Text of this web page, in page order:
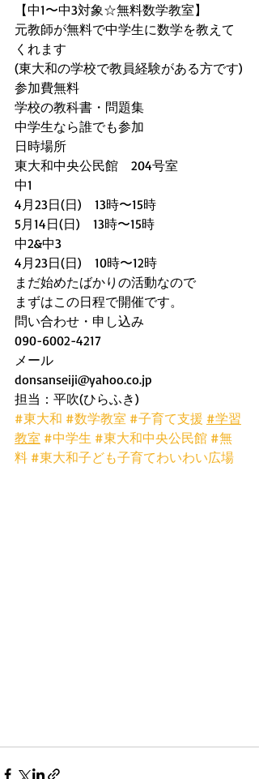
【中1〜中3対象☆無料数学教室】
元教師が無料で中学生に数学を教えて
くれます
(東大和の学校で教員経験がある方です)
参加費無料
学校の教科書・問題集
中学生なら誰でも参加
日時場所
東大和中央公民館　204号室
中1
4月23日(日)　13時〜15時
5月14日(日)　13時〜15時
中2&中3
4月23日(日)　10時〜12時
まだ始めたばかりの活動なので
まずはこの日程で開催です。
問い合わせ・申し込み
090-6002-4217
メール
donsanseiji@yahoo.co.jp
担当：平吹(ひらふき)
#東大和 #数学教室 #子育て支援 #学習
教室 #中学生 #東大和中央公民館 #無
料 #東大和子ども子育てわいわい広場